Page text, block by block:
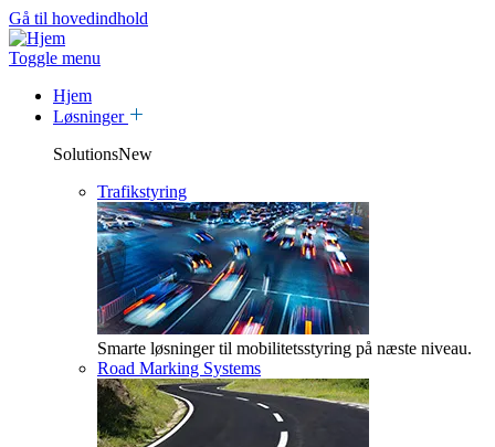
Gå til hovedindhold
Toggle menu
Hjem
Løsninger
SolutionsNew
Trafikstyring
Smarte løsninger til mobilitetsstyring på næste niveau.
Road Marking Systems